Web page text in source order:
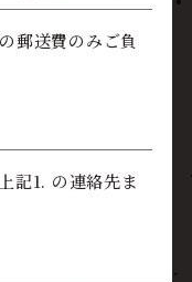
郵送費のみご負
記1. の連絡先ま